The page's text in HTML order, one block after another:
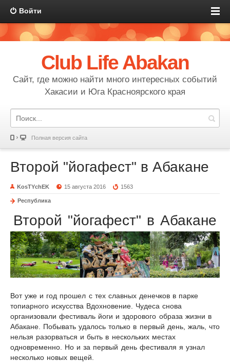
Войти
Club Life Abakan
Сайт, где можно найти много интересных событий
Хакасии и Юга Красноярского края
Полная версия сайта
Второй "йогафест" в Абакане
KosTYchEK 15 августа 2016 1563
Республика
Второй "йогафест" в Абакане
Вот уже и год прошел с тех славных денечков в парке
топиарного искусства Вдохновение. Чудеса снова
организовали фестиваль йоги и здорового образа жизни в
Абакане. Побывать удалось только в первый день, жаль, что
нельзя разорваться и быть в нескольких местах
одновременно. Но и за первый день фестиваля я узнал
несколько новых вещей.